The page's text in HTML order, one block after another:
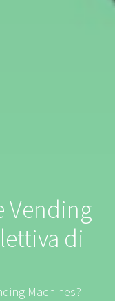
Vending
di
Machines?